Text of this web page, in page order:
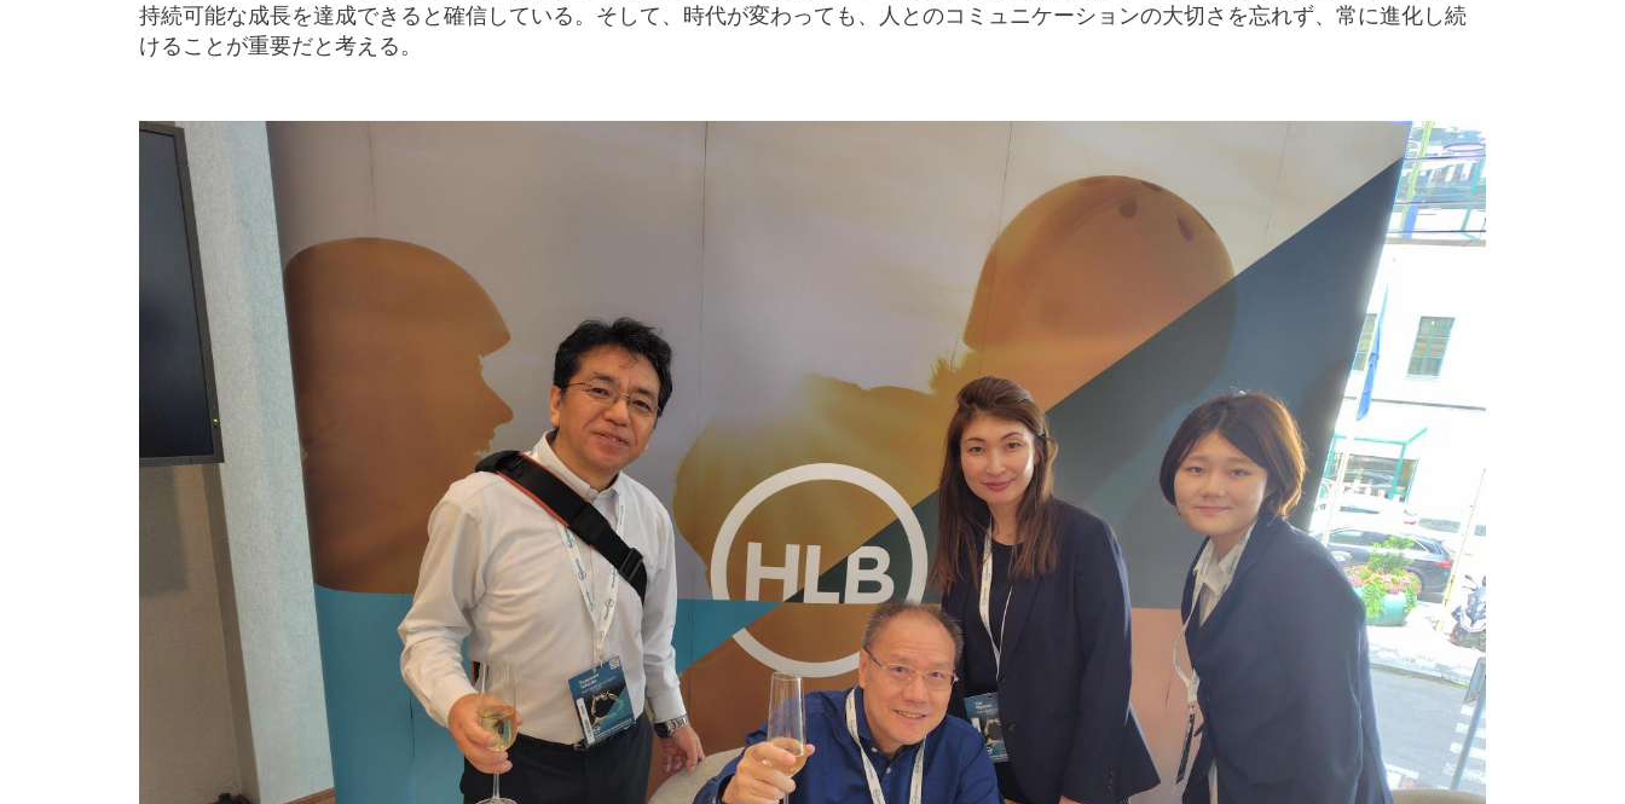
持続可能な成長を達成できると確信している。そして、時代が変わっても、人とのコミュニケーションの大切さを忘れず、常に進化し続
けることが重要だと考える。